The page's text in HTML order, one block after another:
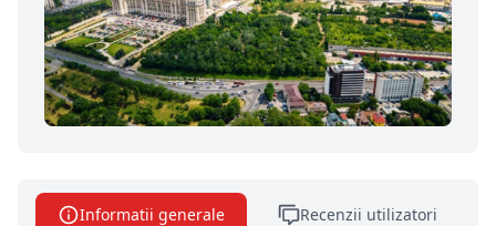
Informatii generale Recenzii utilizatori